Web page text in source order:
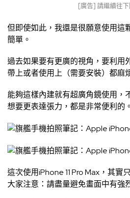
[廣告] 請繼續往
但即使如此，我還是很願意使用這
簡單。
過去如果要有更廣的視角，要利用
帶上或者使用上（需要安裝）都麻
能夠這樣內建就有超廣角鏡使用，
想要更表達張力，都是非常便利的。
這次使用iPhone 11 Pro Max，其實
大家注意：請盡量避免畫面中有強